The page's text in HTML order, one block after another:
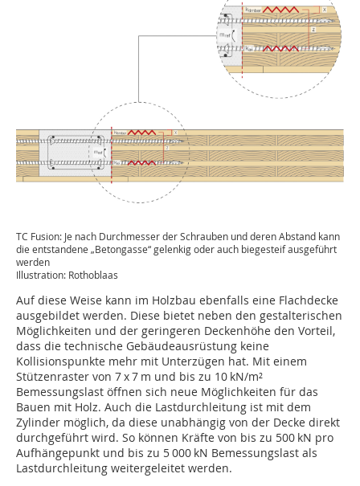
TC Fusion: Je nach Durchmesser der Schrauben und deren Abstand kann
die entstandene „Betongasse“ gelenkig oder auch biegesteif ausgeführt
werden
Illustration: Rothoblaas
Auf diese Weise kann im Holzbau ebenfalls eine Flachdecke
ausgebildet werden. Diese bietet neben den gestalterischen
Möglichkeiten und der geringeren Deckenhöhe den Vorteil,
dass die technische Gebäudeausrüstung keine
Kollisionspunkte mehr mit Unterzügen hat. Mit einem
Stützenraster von 7 x 7 m und bis zu 10 kN/m²
Bemessungslast öffnen sich neue Möglichkeiten für das
Bauen mit Holz. Auch die Lastdurchleitung ist mit dem
Zylinder möglich, da diese unabhängig von der Decke direkt
durchgeführt wird. So können Kräfte von bis zu 500 kN pro
Aufhängepunkt und bis zu 5 000 kN Bemessungslast als
Lastdurchleitung weitergeleitet werden.